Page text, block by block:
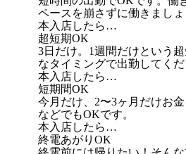
ペースを崩さずに働きましょ
本入店したら…
超短期OK
3日だけ。1週間だけという
なタイミングで出勤してくだ
本入店したら…
短期間OK
今月だけ、2〜3ヶ月だけお
などでもOKです。
本入店したら…
終電あがりOK